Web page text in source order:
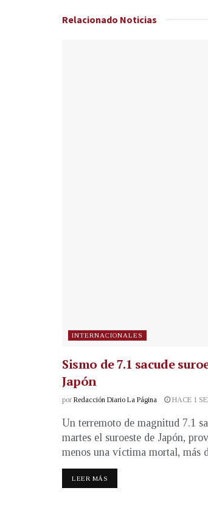
Relacionado Noticias
INTERNACIONALES
Sismo de 7.1 sacude
Japón
por Redacción Diario La Página HACE 1
Un terremoto de magnitud 7.1
martes el suroeste de Japón,
menos una víctima mortal, más
LEER MÁS